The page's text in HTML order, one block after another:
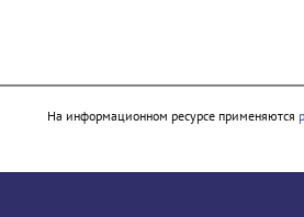
На информационном ресурсе применяются